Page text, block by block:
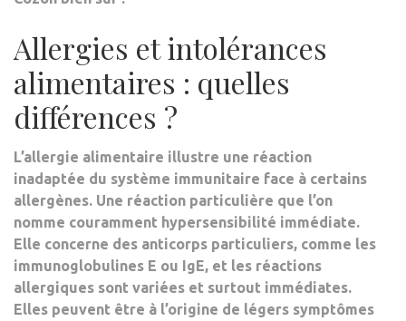
Allergies et intolérances
alimentaires : quelles
différences ?
L’allergie alimentaire illustre une réaction
inadaptée du système immunitaire face à certains
allergènes. Une réaction particulière que l’on
nomme couramment hypersensibilité immédiate.
Elle concerne des anticorps particuliers, comme les
immunoglobulines E ou IgE, et les réactions
allergiques sont variées et surtout immédiates.
Elles peuvent être à l’origine de légers symptômes